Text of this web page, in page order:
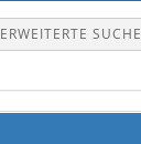
ERWEITERTE SUCHE